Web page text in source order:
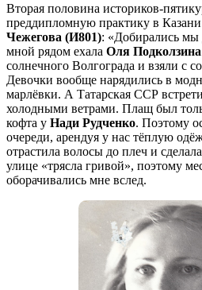
Вторая половина историков-
преддипломную практику в
Чежегова (И801): «Добирались мы
мной рядом ехала Оля Подколзина
солнечного Волгограда и взяли с
Девочки вообще нарядились в
марлёвки. А Татарская ССР
холодными ветрами. Плащ был
кофта у Нади Рудченко. Поэтому
очереди, арендуя у нас тёплую
отрастила волосы до плеч и
улице «трясла гривой», поэтому
оборачивались мне вслед.